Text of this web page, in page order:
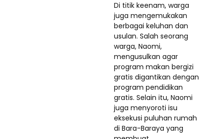
Di titik keenam, warga
juga mengemukakan
berbagai keluhan dan
usulan. Salah seorang
warga, Naomi,
mengusulkan agar
program makan bergizi
gratis digantikan dengan
program pendidikan
gratis. Selain itu, Naomi
juga menyoroti isu
eksekusi puluhan rumah
di Bara-Baraya yang